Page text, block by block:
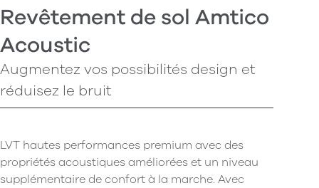
Revêtement de sol Amtico
Acoustic
Augmentez vos possibilités design et
réduisez le bruit
LVT hautes performances premium avec des
propriétés acoustiques améliorées et un niveau
supplémentaire de confort à la marche. Avec